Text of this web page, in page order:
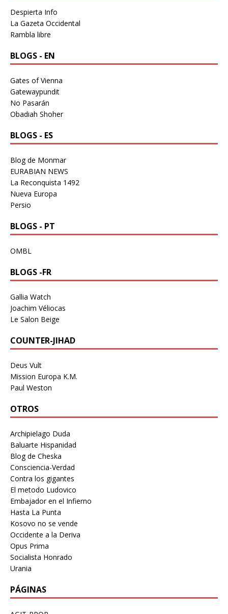
Despierta Info
La Gazeta Occidental
Rambla libre
BLOGS - EN
Gates of Vienna
Gatewaypundit
No Pasarán
Obadiah Shoher
BLOGS - ES
Blog de Monmar
EURABIAN NEWS
La Reconquista 1492
Nueva Europa
Persio
BLOGS - PT
OMBL
BLOGS -FR
Gallia Watch
Joachim Véliocas
Le Salon Beige
COUNTER-JIHAD
Deus Vult
Mission Europa K.M.
Paul Weston
OTROS
Archipielago Duda
Baluarte Hispanidad
Blog de Cheska
Consciencia-Verdad
Contra los gigantes
El metodo Ludovico
Embajador en el Infierno
Hasta La Punta
Kosovo no se vende
Occidente a la Deriva
Opus Prima
Socialista Honrado
Urania
PÁGINAS